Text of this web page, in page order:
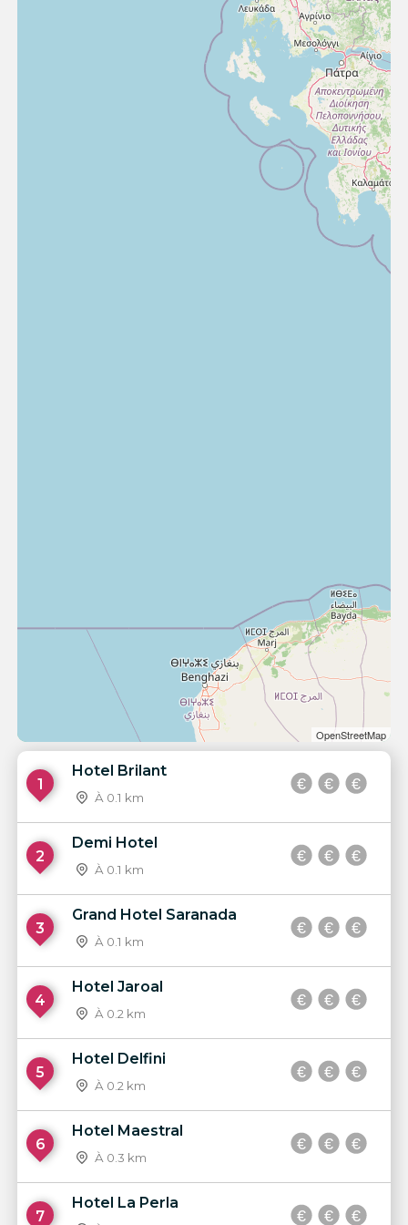
OpenStreetMap
1
Hotel Brilant
À 0.1 km
2
Demi Hotel
À 0.1 km
3
Grand Hotel Saranada
À 0.1 km
4
Hotel Jaroal
À 0.2 km
5
Hotel Delfini
À 0.2 km
6
Hotel Maestral
À 0.3 km
7
Hotel La Perla